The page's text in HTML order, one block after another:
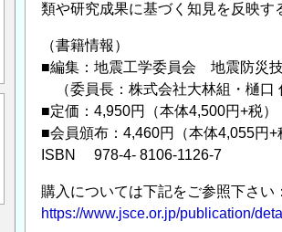
類や研究成果に基づく知見を反映す
（書籍情報）
■編集：地震工学委員会 地震防災
（委員長：株式会社大林組・樋口
■定価：4,950円（本体4,500円+税）
■会員頒布：4,460円（本体4,055円
ISBN 978-4- 8106-1126-7
購入については下記をご参照下さい：
https://www.jsce.or.jp/publication/